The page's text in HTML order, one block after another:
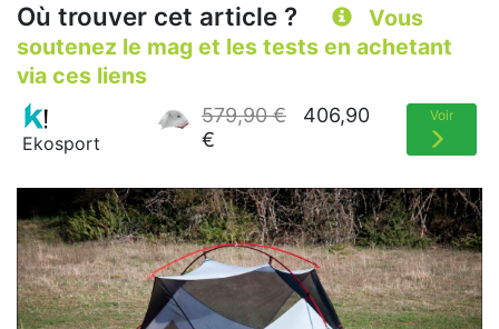
Où trouver cet article ?
Vous
soutenez le mag et les tests en achetant
via ces liens
Ekosport
579,90 €
406,90
€
Voir